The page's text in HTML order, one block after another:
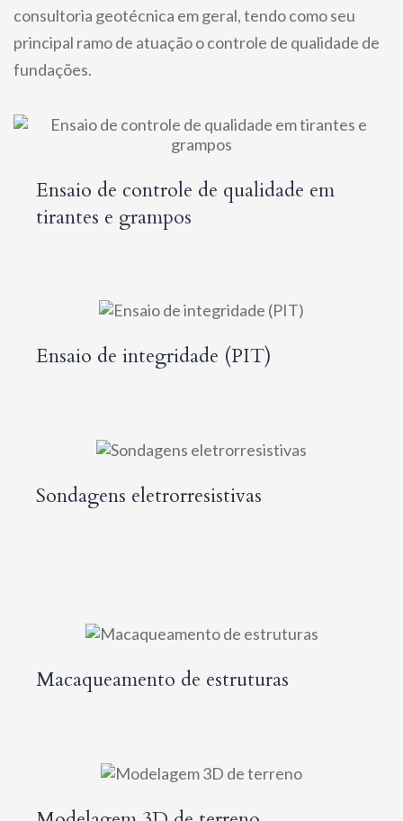
consultoria geotécnica em geral, tendo como seu
principal ramo de atuação o controle de qualidade de
fundações.
Ensaio de controle de qualidade em
tirantes e grampos
Ensaio de integridade (PIT)
Sondagens eletrorresistivas
Macaqueamento de estruturas